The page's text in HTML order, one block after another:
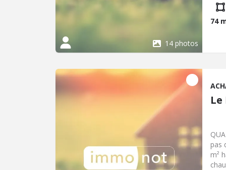
14 photos
74
Le
pas
m²